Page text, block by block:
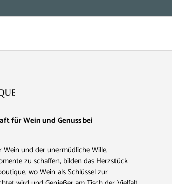
für Wein und Genuss bei
Wein und der unermüdliche Wille,
zu schaffen, bilden das Herzstück
wo Wein als Schlüssel zur